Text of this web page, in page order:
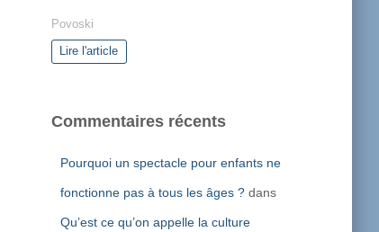
Povoski
Lire l'article
Commentaires récents
Pourquoi un spectacle pour enfants ne
fonctionne pas à tous les âges ?dans
Qu’est ce qu’on appelle la culture